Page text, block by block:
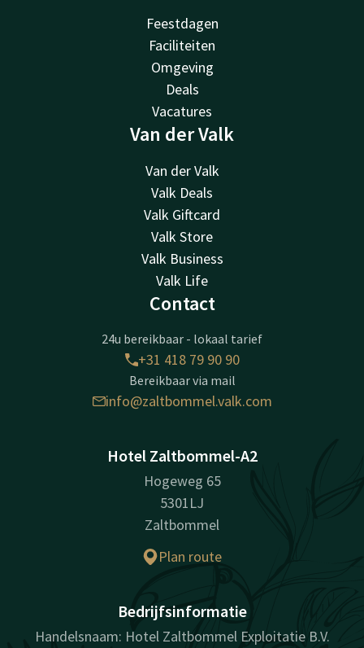
Feestdagen
Faciliteiten
Omgeving
Deals
Vacatures
Van der Valk
Van der Valk
Valk Deals
Valk Giftcard
Valk Store
Valk Business
Valk Life
Contact
24u bereikbaar - lokaal tarief
+31 418 79 90 90
Bereikbaar via mail
info@zaltbommel.valk.com
Hotel Zaltbommel-A2
Hogeweg 65
5301LJ
Zaltbommel
Plan route
Bedrijfsinformatie
Handelsnaam: Hotel Zaltbommel Exploitatie B.V.